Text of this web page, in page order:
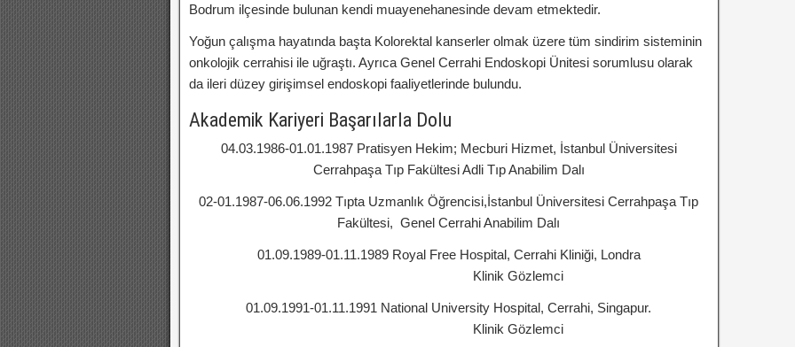
Bodrum ilçesinde bulunan kendi muayenehanesinde devam etmektedir.
Yoğun çalışma hayatında başta Kolorektal kanserler olmak üzere tüm sindirim sisteminin
onkolojik cerrahisi ile uğraştı. Ayrıca Genel Cerrahi Endoskopi Ünitesi sorumlusu olarak
da ileri düzey girişimsel endoskopi faaliyetlerinde bulundu.
Akademik Kariyeri Başarılarla Dolu
04.03.1986-01.01.1987 Pratisyen Hekim; Mecburi Hizmet, İstanbul Üniversitesi
Cerrahpaşa Tıp Fakültesi Adli Tıp Anabilim Dalı
02-01.1987-06.06.1992 Tıpta Uzmanlık Öğrencisi,İstanbul Üniversitesi Cerrahpaşa Tıp
Fakültesi, Genel Cerrahi Anabilim Dalı
01.09.1989-01.11.1989 Royal Free Hospital, Cerrahi Kliniği, Londra
Klinik Gözlemci
01.09.1991-01.11.1991 National University Hospital, Cerrahi, Singapur.
Klinik Gözlemci